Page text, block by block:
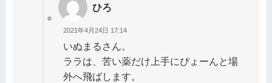
ひろ
2021年4月24日 17:14
いぬまるさん。
ララは、苦い薬だけ上手にぴょーんと場
外へ飛ばします。